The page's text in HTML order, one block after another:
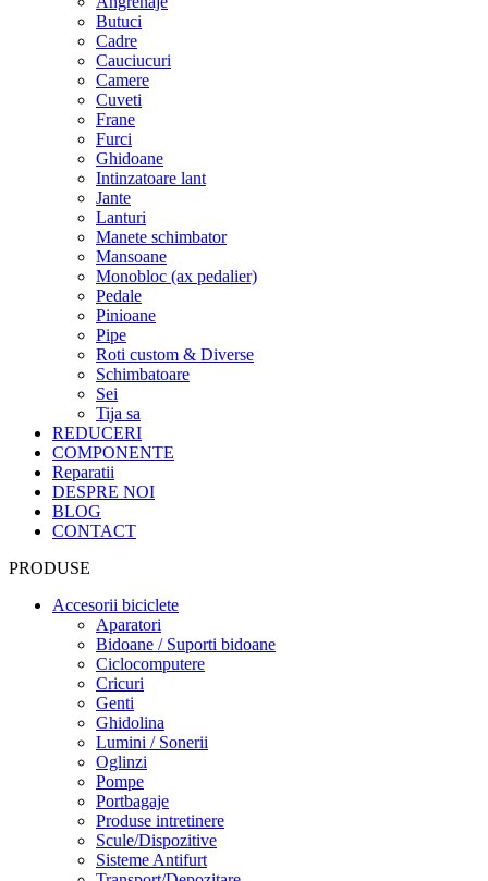
Butuci
Cadre
Cauciucuri
Camere
Cuveti
Frane
Furci
Ghidoane
Intinzatoare lant
Jante
Lanturi
Manete schimbator
Mansoane
Monobloc (ax pedalier)
Pedale
Pinioane
Pipe
Roti custom & Diverse
Schimbatoare
Sei
Tija sa
REDUCERI
COMPONENTE
Reparatii
DESPRE NOI
BLOG
CONTACT
PRODUSE
Accesorii biciclete
Aparatori
Bidoane / Suporti bidoane
Ciclocomputere
Cricuri
Genti
Ghidolina
Lumini / Sonerii
Oglinzi
Pompe
Portbagaje
Produse intretinere
Scule/Dispozitive
Sisteme Antifurt